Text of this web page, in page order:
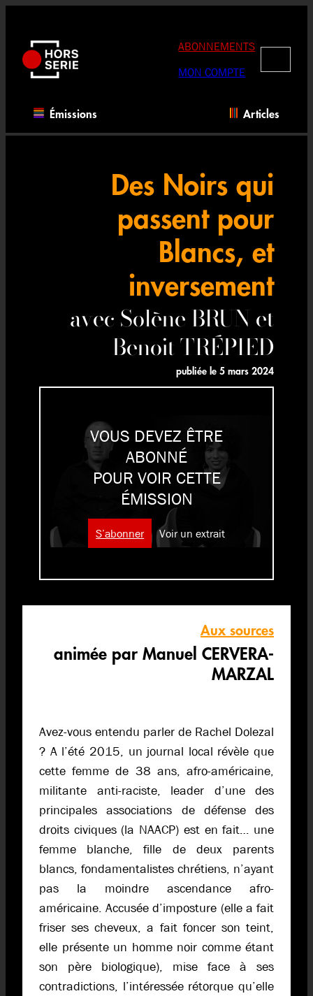
contenu
ABONNEMENTS
MON COMPTE
Émissions Articles
Des Noirs qui
passent pour
Blancs, et
inversement
avec Solène BRUN et
Benoit TRÉPIED
publiée le 5 mars 2024
VOUS DEVEZ ÊTRE
ABONNÉ
POUR VOIR CETTE
ÉMISSION
S’abonner Voir un extrait
Aux sources
animée par Manuel CERVERA-
MARZAL
Avez-vous entendu parler de Rachel Dolezal
? A l’été 2015, un journal local révèle que
cette femme de 38 ans, afro-américaine,
militante anti-raciste, leader d’une des
principales associations de défense des
droits civiques (la NAACP) est en fait… une
femme blanche, fille de deux parents
blancs, fondamentalistes chrétiens, n’ayant
pas la moindre ascendance afro-
américaine. Accusée d’imposture (elle a fait
friser ses cheveux, a fait foncer son teint,
elle présente un homme noir comme étant
son père biologique), mise face à ses
contradictions, l’intéressée rétorque qu’elle